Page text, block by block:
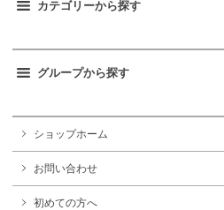
カテゴリーから探す
グループから探す
ショップホーム
お問い合わせ
初めての方へ